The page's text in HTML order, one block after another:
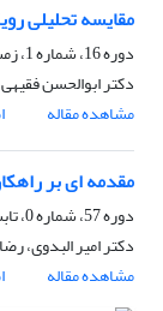
مقایسه تحلیلی
دوره 16، شماره 1، زمستان 1382
دکتر ابوالحسن
مشاهده مقاله
مقدمه ای بر
دوره 57، شماره 0، تابستان 1381
دکتر امیر البدوی،
مشاهده مقاله